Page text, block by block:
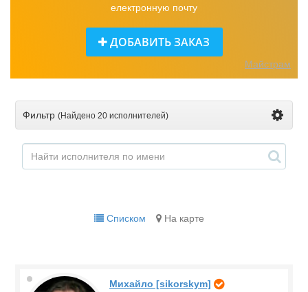
електронную почту
ДОБАВИТЬ ЗАКАЗ
Майстрам
Фильтр (Найдено 20 исполнителей)
Списком На карте
Михайло [sikorskym]